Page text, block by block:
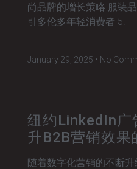
尚品牌的增长策略 服装
引多伦多年轻消费者 5.
January 29, 2025 No
纽约LinkedIn广
升B2B营销效果
随着数字化营销的不断